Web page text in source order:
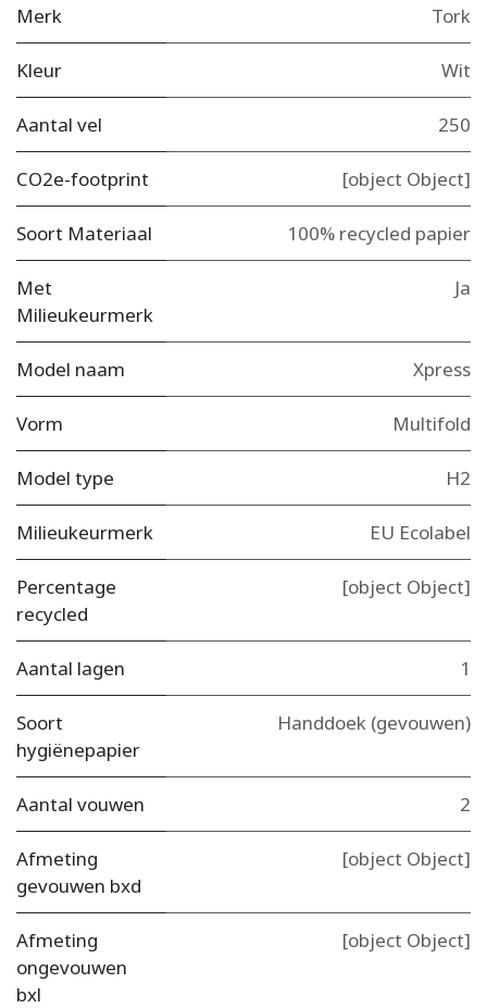
Merk Tork
Kleur Wit
Aantal vel 250
CO2e-footprint [object Object]
Soort Materiaal 100% recycled papier
Met
Milieukeurmerk
Ja
Model naam Xpress
Vorm Multifold
Model type H2
Milieukeurmerk EU Ecolabel
Percentage
recycled
[object Object]
Aantal lagen 1
Soort
hygiënepapier
Handdoek (gevouwen)
Aantal vouwen 2
Afmeting
gevouwen bxd
[object Object]
Afmeting
ongevouwen
bxl
[object Object]